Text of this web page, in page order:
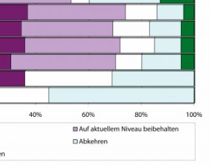
Lightbox
öffnen